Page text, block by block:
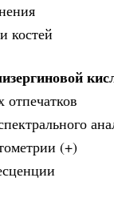
костей
отпечатков
(+)